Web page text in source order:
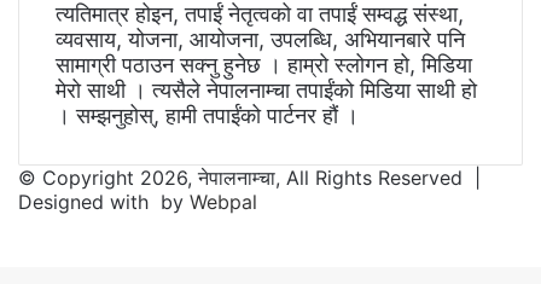
त्यतिमात्र होइन, तपाईं नेतृत्वको वा तपाईं सम्वद्ध संस्था,
व्यवसाय, योजना, आयोजना, उपलब्धि, अभियानबारे पनि
सामाग्री पठाउन सक्नु हुनेछ । हाम्रो स्लोगन हो, मिडिया
मेरो साथी । त्यसैले नेपालनाम्चा तपाईंको मिडिया साथी हो
। सम्झनुहोस्, हामी तपाईंको पार्टनर हौं ।
© Copyright 2026, नेपालनाम्चा, All Rights Reserved |
Designed with by Webpal